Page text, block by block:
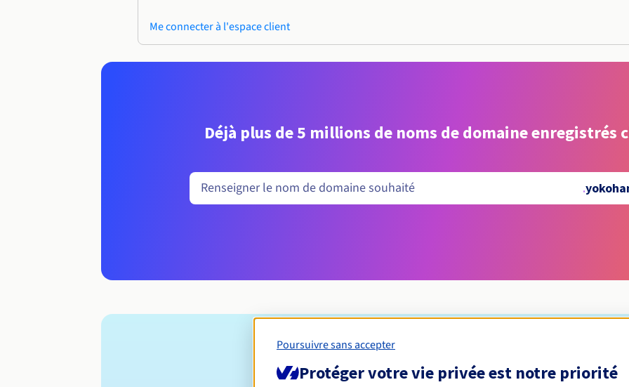
Me connecter à l'espace client
Déjà plus de 5 millions de noms de domaine enregistrés
.
Conditions d'éligibilité
Poursuivre sans accepter
Protéger votre vie privée est notre priorité